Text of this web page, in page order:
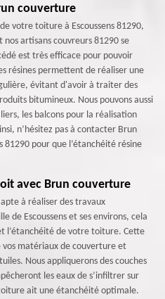
couverture
votre toiture à Escoussens 81290,
artisans couvreurs 81290 se
est très efficace pour pouvoir
résines permettent de réaliser une
évitant d'avoir à traiter des
bitumineux. Nous pouvons aussi
les balcons pour la réalisation
n’hésitez pas à contacter Brun
pour que l’étanchéité résine
avec Brun couverture
à réaliser des travaux
de Escoussens et ses environs, cela
l’étanchéité de votre toiture. Cette
matériaux de couverture et
Nous appliquerons des couches
les eaux de s’infiltrer sur
ait une étanchéité optimale.